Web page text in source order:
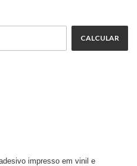
CALCULAR
impresso em vinil e